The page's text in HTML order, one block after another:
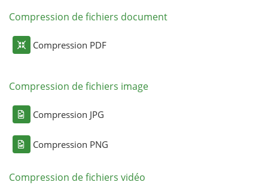
Compression de fichiers document
Compression PDF
Compression de fichiers image
Compression JPG
Compression PNG
Compression de fichiers vidéo